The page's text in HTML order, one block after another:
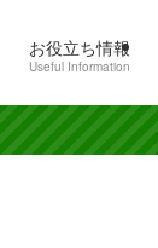
お役立ち情報
Useful Information